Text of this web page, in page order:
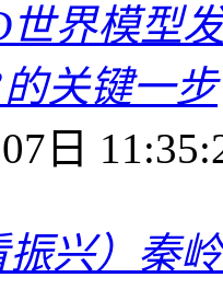
世界模型
关键一步
日
振兴）秦